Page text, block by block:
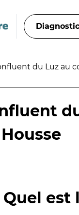
Diagnostic
du Luz au
Quel est